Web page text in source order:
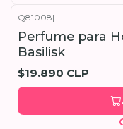
Q81008|
Perfume para
Basilisk
$19.890 CLP